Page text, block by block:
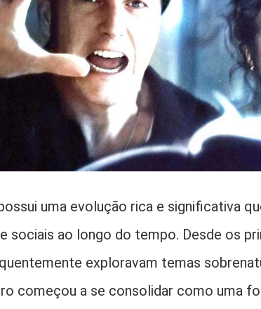
uma evolução rica e significativa
sociais ao longo do tempo. Desde os
exploravam temas
começou a se consolidar como uma